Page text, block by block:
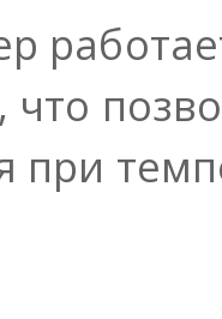
что
при